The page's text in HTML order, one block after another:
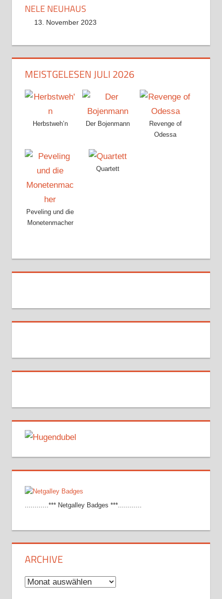
NELE NEUHAUS
13. November 2023
MEISTGELESEN JULI 2026
Herbstweh’n Der Bojenmann
Revenge of
Odessa
Peveling und die
Monetenmacher
Quartett
............*** Netgalley Badges ***............
ARCHIVE
Archive